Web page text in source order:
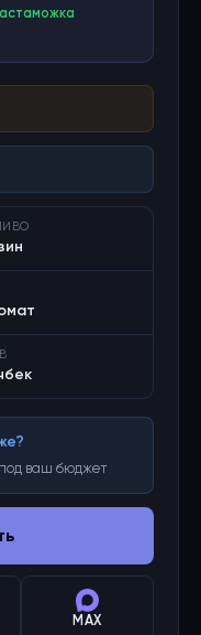
ваш бюджет
MAX